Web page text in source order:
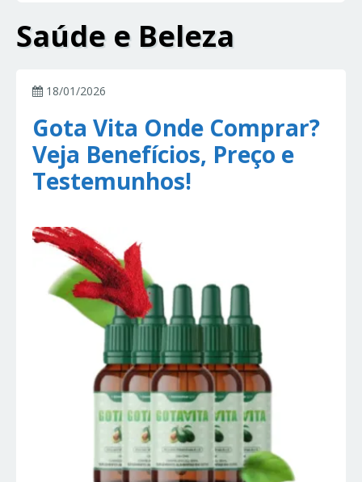
Saúde e Beleza
18/01/2026
Gota Vita Onde Comprar?
Veja Benefícios, Preço e
Testemunhos!